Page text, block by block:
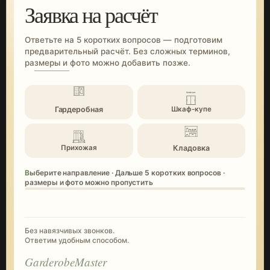
Заявка на расчёт
Ответьте на 5 коротких вопросов — подготовим
предварительный расчёт. Без сложных терминов,
размеры и фото можно добавить позже.
Гардеробная Шкаф-купе
Прихожая Кладовка
Выберите направление · Дальше 5 коротких вопросов ·
размеры и фото можно пропустить
Без навязчивых звонков.
Ответим удобным способом.
GarderobeMaster